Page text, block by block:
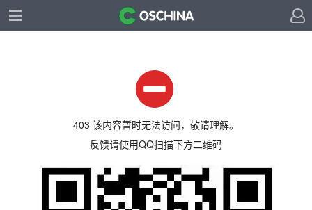
403 该内容暂时无法访问，敬请理解。
反馈请使用QQ扫描下方二维码